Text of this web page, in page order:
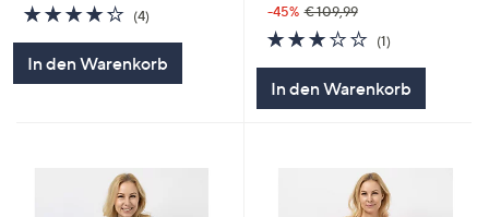
4.2
von
(4)4
In den Warenkorb
-45% € 109,99
3.0
von
(1)1
In den Warenkorb